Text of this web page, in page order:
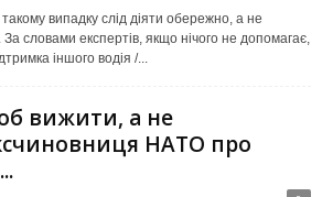
випадку слід діяти обережно, а не
За словами експертів, якщо нічого не допомагає,
іншого водія /...
вижити, а не
НАТО про